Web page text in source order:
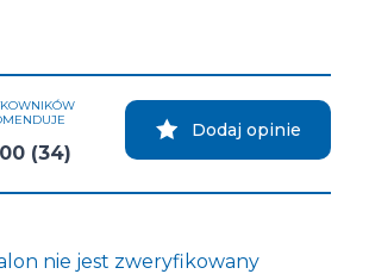
(34)
Dodaj opinie
nie jest zweryfikowany